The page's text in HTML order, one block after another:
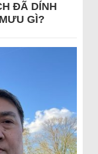
ĐÃ DÍNH
GÌ?